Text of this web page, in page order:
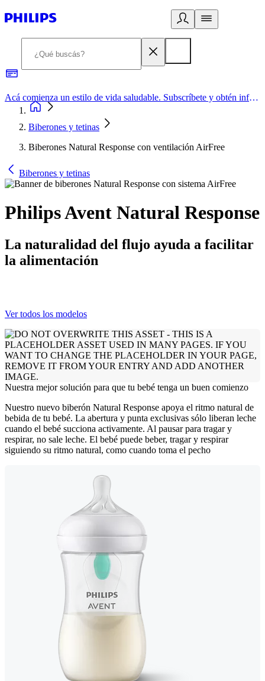
Acá comienza un estilo de vida saludable. Subscríbete y obtén información de primera mano
Biberones y tetinas
Biberones Natural Response con ventilación AirFree
Biberones y tetinas
Philips Avent Natural Response
La naturalidad del flujo ayuda a facilitar
la alimentación
Ver todos los modelos
Nuestra mejor solución para que tu bebé tenga un buen comienzo
Nuestro nuevo biberón Natural Response apoya el ritmo natural de
bebida de tu bebé. La abertura y punta exclusivas sólo liberan leche
cuando el bebé succiona activamente. Al pausar para tragar y
respirar, no sale leche. El bebé puede beber, tragar y respirar
siguiendo su ritmo natural, como cuando toma el pecho